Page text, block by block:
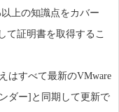
上の知識点をカバー
て証明書を取得するこ
はすべて最新のVMware
ダー]と同期して更新で